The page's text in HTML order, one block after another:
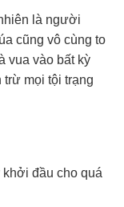
là người
cũng vô cùng to
vua vào bất kỳ
mọi tội trạng
đầu cho quá